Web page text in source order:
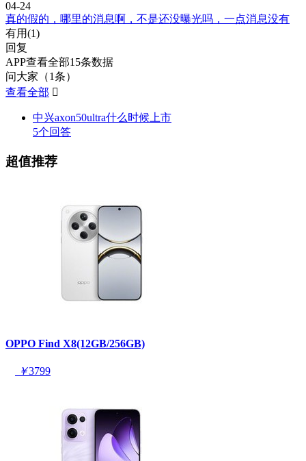
04-24
真的假的，哪里的消息啊，不是还没曝光吗，一点消息没有
有用(1)
回复
APP查看全部15条数据
问大家（1条）
查看全部 
中兴axon50ultra什么时候上市
5个回答
超值推荐
OPPO Find X8(12GB/256GB)
￥3799